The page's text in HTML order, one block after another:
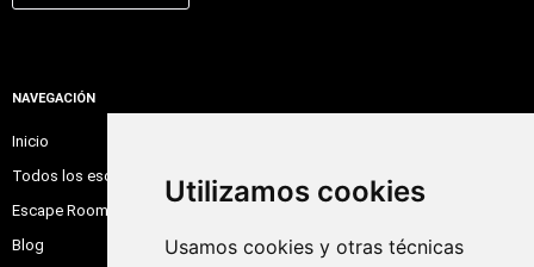
Utilizamos cookies
Usamos cookies y otras técnicas
NAVEGACIÓN
Inicio
Todos los escape room
Escape Room Online
Blog